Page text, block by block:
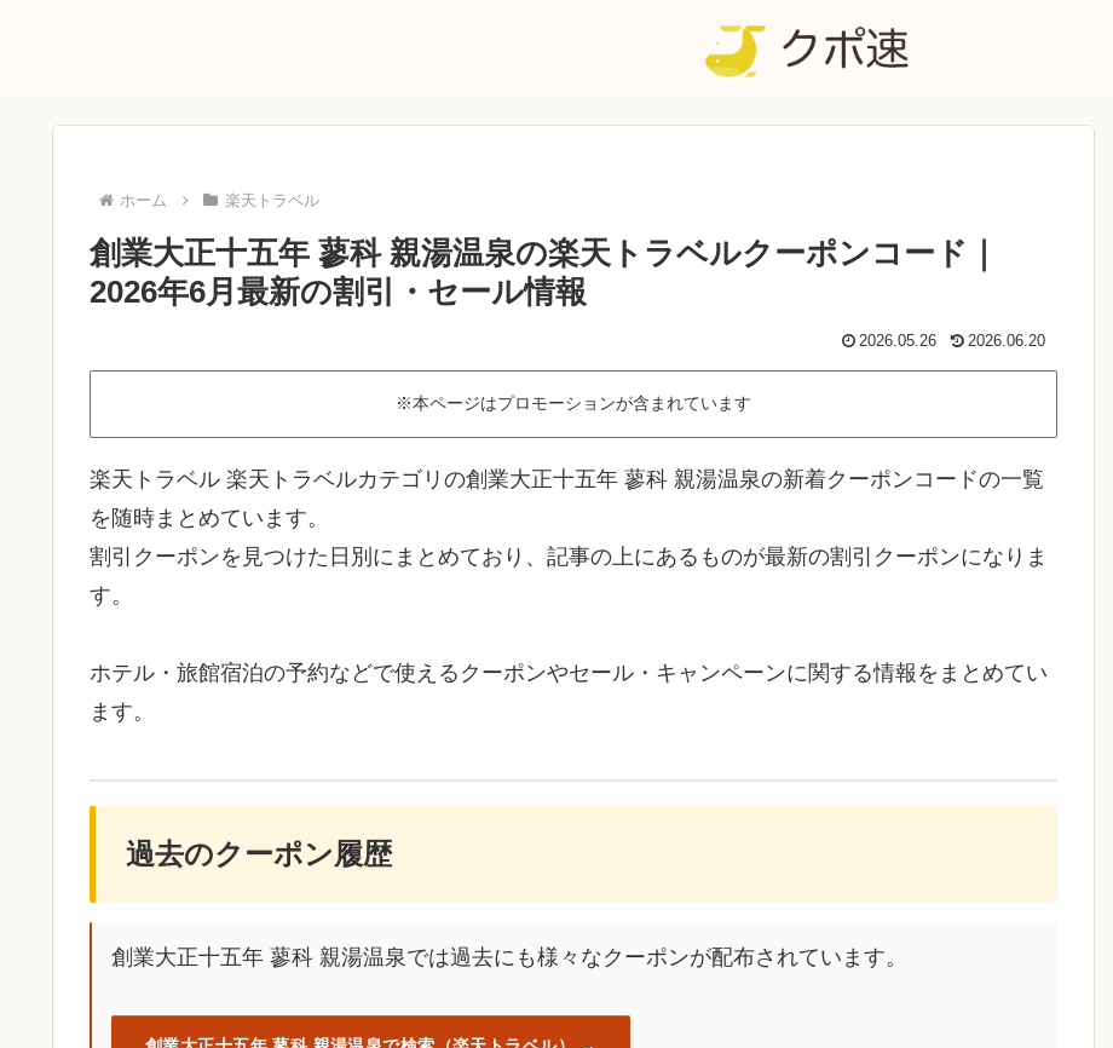
ホーム 楽天トラベル
創業大正十五年 蓼科 親湯温泉の楽天トラベルクーポンコード｜
2026年6月最新の割引・セール情報
2026.05.26 2026.06.20
※本ページはプロモーションが含まれています
楽天トラベル 楽天トラベルカテゴリの創業大正十五年 蓼科 親湯温泉の新着クーポンコードの一覧
を随時まとめています。
割引クーポンを見つけた日別にまとめており、記事の上にあるものが最新の割引クーポンになりま
す。
ホテル・旅館宿泊の予約などで使えるクーポンやセール・キャンペーンに関する情報をまとめてい
ます。
過去のクーポン履歴
創業大正十五年 蓼科 親湯温泉では過去にも様々なクーポンが配布されています。